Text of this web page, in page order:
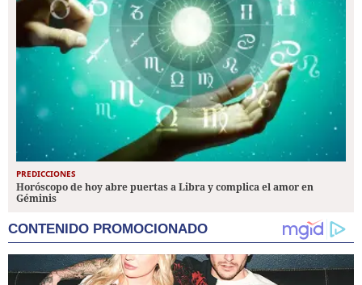
PREDICCIONES
Horóscopo de hoy abre puertas a Libra y complica el amor en
Géminis
CONTENIDO PROMOCIONADO